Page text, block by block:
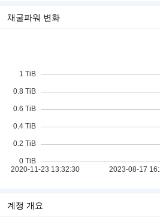
채굴파워 변화
계정 개요